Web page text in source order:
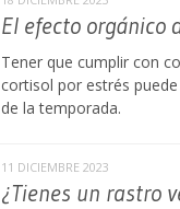
El efecto orgánico
Tener que cumplir con
cortisol por estrés
de la temporada.
11 DICIEMBRE 2023
¿Tienes un rastro